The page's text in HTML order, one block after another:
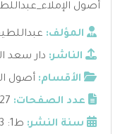
أصول
المؤلف:
الناشر: دار سعد
الأقسام: أصول
عدد الصفحات:
سنة النشر: ط1: 1983 / ط2: 1986م / ط3: 1994م